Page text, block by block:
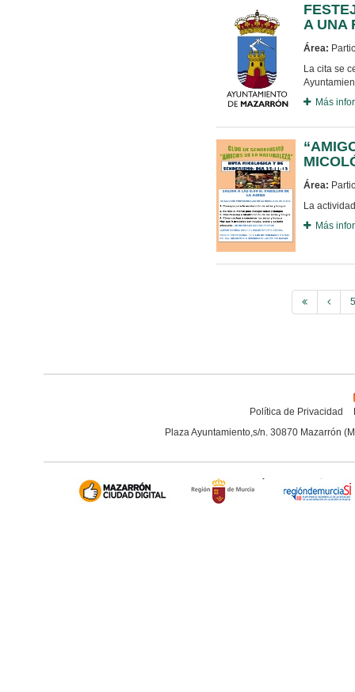
A UNA
Área:
La cita se
Más
Área:
La
Más
5
Política de Privacidad
Plaza Ayuntamiento,s/n. 30870 Mazarrón